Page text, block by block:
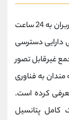
از زمان ظهور معاملات ارزهای رمزنگاری شده، کاربران به 24 ساعت
دارایی دسترسی
غیرقابل تصور
مندان به فناوری
کرده است.
کامل پتانسیل